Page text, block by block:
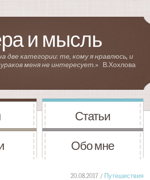
и мысль
две категории: те, кому я нравлюсь, и
меня не интересует.»
В.Хохлова
Статьи
Обо мне
20.08.2017 / Путешествия